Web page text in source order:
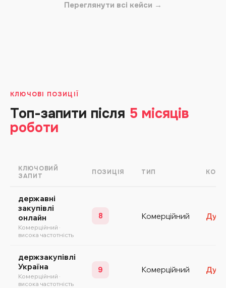
Переглянути всі кейси →
КЛЮЧОВІ ПОЗИЦІЇ
Топ-запити після 5 місяців
роботи
КЛЮЧОВИЙ
ЗАПИТ
ПОЗИЦІЯ ТИП
державні
закупівлі
онлайн
Комерційний ·
висока частотність
8 Комерційний
держзакупівлі
Україна
Комерційний ·
висока частотність
9 Комерційний